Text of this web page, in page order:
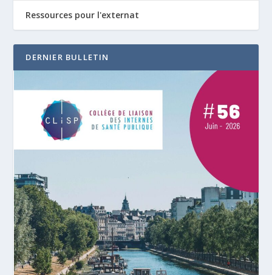
Ressources pour l'externat
DERNIER BULLETIN